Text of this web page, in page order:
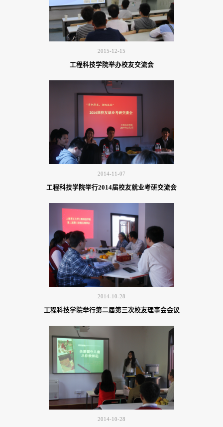
2015-12-15
工程科技学院举办校友交流会
2014-11-07
工程科技学院举行2014届校友就业考研交流会
2014-10-28
工程科技学院举行第二届第三次校友理事会会议
2014-10-28